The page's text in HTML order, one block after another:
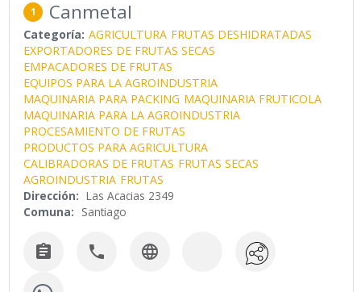
1 Canmetal
Categoría: AGRICULTURA FRUTAS DESHIDRATADAS
EXPORTADORES DE FRUTAS SECAS
EMPACADORES DE FRUTAS
EQUIPOS PARA LA AGROINDUSTRIA
MAQUINARIA PARA PACKING MAQUINARIA FRUTICOLA
MAQUINARIA PARA LA AGROINDUSTRIA
PROCESAMIENTO DE FRUTAS
PRODUCTOS PARA AGRICULTURA
CALIBRADORAS DE FRUTAS FRUTAS SECAS
AGROINDUSTRIA FRUTAS
Dirección: Las Acacias 2349
Comuna: Santiago
  